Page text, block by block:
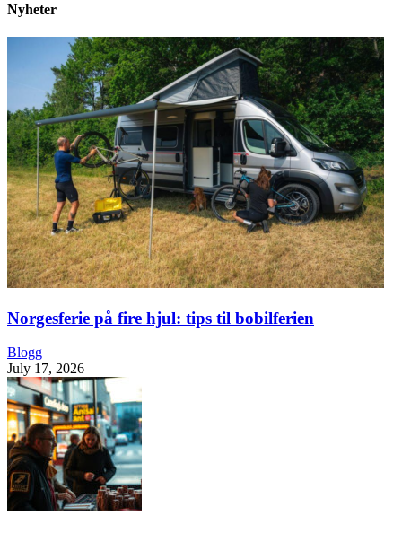
Nyheter
Norgesferie på fire hjul: tips til bobilferien
Blogg
July 17, 2026